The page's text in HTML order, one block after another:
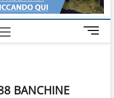
M
e
BANCHINE